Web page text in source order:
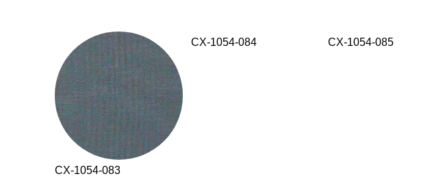
CX-1054-083
CX-1054-084 CX-1054-085